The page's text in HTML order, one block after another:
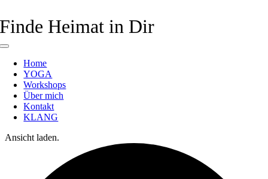
Inhalt
springen
Finde Heimat in Dir
Toggle
NavigationHome
YOGA
Workshops
Über mich
Kontakt
KLANG
Ansicht laden.